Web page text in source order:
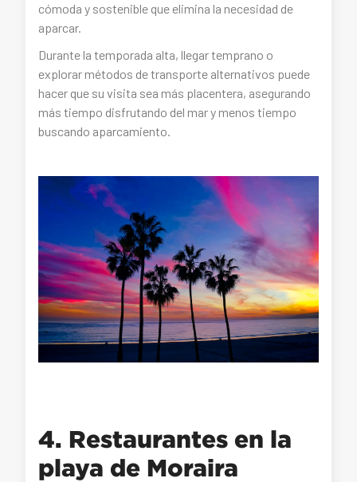
cómoda y sostenible que elimina la necesidad de
aparcar.
Durante la temporada alta, llegar temprano o
explorar métodos de transporte alternativos puede
hacer que su visita sea más placentera, asegurando
más tiempo disfrutando del mar y menos tiempo
buscando aparcamiento.
4. Restaurantes en la
playa de Moraira